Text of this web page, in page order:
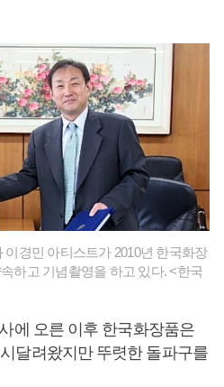
이경민 아티스트가 2010년 한국화장
하고 기념촬영을 하고 있다. <한국
에 오른 이후 한국화장품은
달려왔지만 뚜렷한 돌파구를